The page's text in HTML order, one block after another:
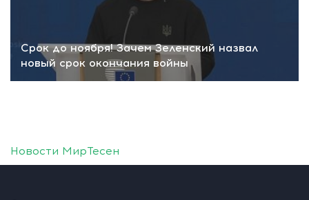
Срок до ноября! Зачем Зеленский назвал
новый срок окончания войны
Новости МирТесен